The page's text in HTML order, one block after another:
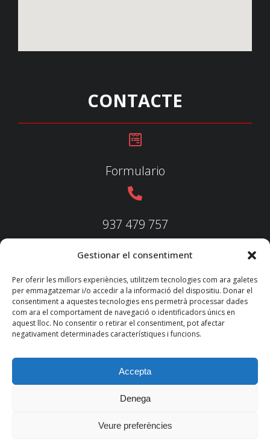
Gestionar el consentiment
Per oferir les millors experiències, utilitzem tecnologies com ara galetes
per emmagatzemar i/o accedir a la informació del dispositiu. Donar el
consentiment a aquestes tecnologies ens permetrà processar dades
com ara el comportament de navegació o identificadors únics en
aquest lloc. No consentir o retirar el consentiment, pot afectar
negativament determinades característiques i funcions.
Accepta
Denega
Veure preferències
CONTACTE
Formulario
937 479 757
937 479 758
federacio@fedecatjudo.cat
Consultores S.L.